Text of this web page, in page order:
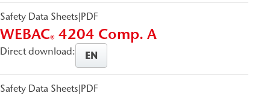
Safety Data Sheets|PDF
WEBAC® 4204 Comp. A
Direct download: EN
Safety Data Sheets|PDF